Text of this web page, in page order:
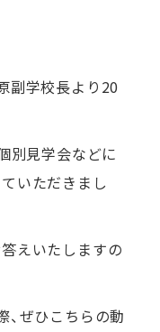
副学校長より20
別見学会などに
いただきまし
えいたしますの
、ぜひこちらの動